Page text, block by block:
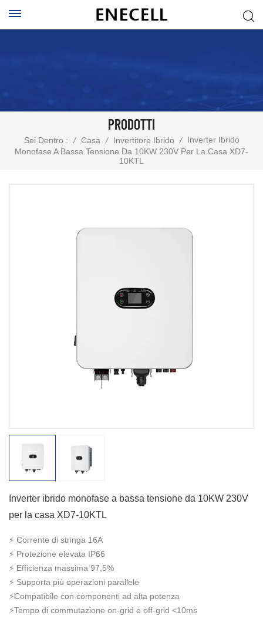
PRODOTTI
Sei Dentro : / Casa / Invertitore Ibrido /
Inverter Ibrido
Monofase A Bassa Tensione Da 10KW 230V Per La Casa XD7-
10KTL
Inverter ibrido monofase a bassa tensione da 10KW 230V
per la casa XD7-10KTL
⚡ Corrente di stringa 16A
⚡ Protezione elevata IP66
⚡ Efficienza massima 97,5%
⚡ Supporta più operazioni parallele
⚡Compatibile con componenti ad alta potenza
⚡Tempo di commutazione on-grid e off-grid <10ms